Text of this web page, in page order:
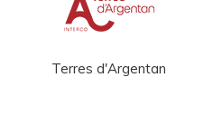
Terres d'Argentan